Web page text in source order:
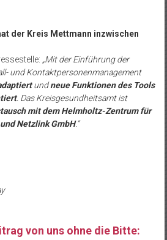
der Kreis Mettmann inzwischen
„Mit der Einführung der
und Kontaktpersonenmanagement
undneue Funktionen des Tools
. Das Kreisgesundheitsamt ist
mit dem Helmholtz-Zentrum für
Netzlink GmbH.“
von uns ohne die Bitte: